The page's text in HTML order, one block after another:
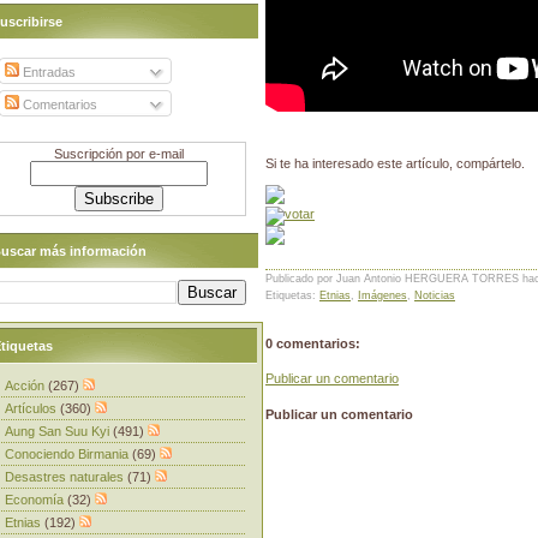
Si te ha interesado este artículo, compártelo.
Publicado por Juan Antonio HERGUERA TORRES
Etiquetas: Etnias, Imágenes, Noticias
0 comentarios:
Publicar un comentario
Publicar un comentario
Entradas
Comentarios
Suscripción por e-mail
más información
Acción (267)
Artículos (360)
Aung San Suu Kyi (491)
Conociendo Birmania (69)
Desastres naturales (71)
Economía (32)
Etnias (192)